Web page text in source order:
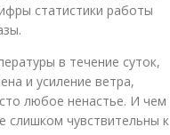
статистики работы
в течение суток,
и усиление ветра,
любое ненастье. И чем
слишком чувствительны к